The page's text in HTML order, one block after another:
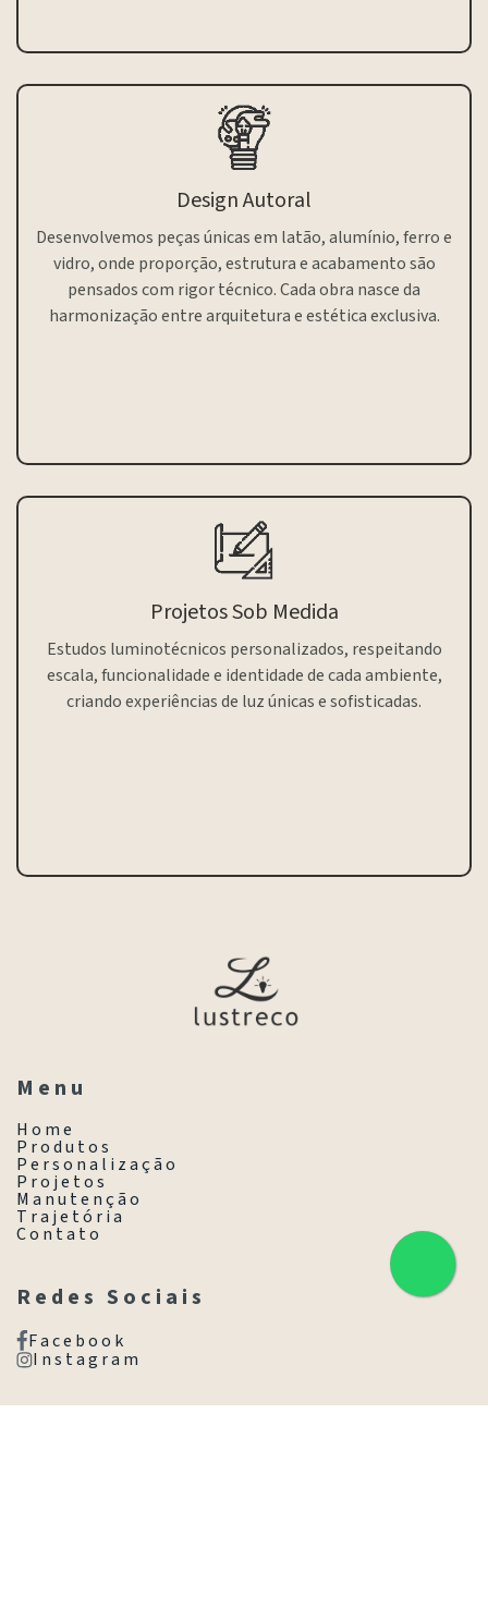
Design Autoral
Desenvolvemos peças únicas em latão, alumínio, ferro e
vidro, onde proporção, estrutura e acabamento são
pensados com rigor técnico. Cada obra nasce da
harmonização entre arquitetura e estética exclusiva.
Projetos Sob Medida
Estudos luminotécnicos personalizados, respeitando
escala, funcionalidade e identidade de cada ambiente,
criando experiências de luz únicas e sofisticadas.
M e n u
H o m e
P r o d u t o s
P e r s o n a l i z a ç ã o
P r o j e t o s
M a n u t e n ç ã o
T r a j e t ó r i a
C o n t a t o
R e d e s S o c i a i s
F a c e b o o k
I n s t a g r a m